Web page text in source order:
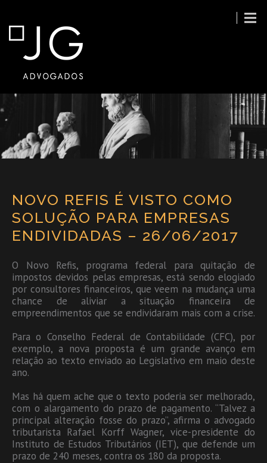
NOVO REFIS É VISTO COMO
SOLUÇÃO PARA EMPRESAS
ENDIVIDADAS – 26/06/2017
O Novo Refis, programa federal para quitação de
impostos devidos pelas empresas, está sendo elogiado
por consultores financeiros, que veem na mudança uma
chance de aliviar a situação financeira de
empreendimentos que se endividaram mais com a crise.
Para o Conselho Federal de Contabilidade (CFC), por
exemplo, a nova proposta é um grande avanço em
relação ao texto enviado ao Legislativo em maio deste
ano.
Mas há quem ache que o texto poderia ser melhorado,
com o alargamento do prazo de pagamento. “Talvez a
principal alteração fosse do prazo”, afirma o advogado
tributarista Rafael Korff Wagner, vice-presidente do
Instituto de Estudos Tributários (IET), que defende um
prazo de 240 meses, contra os 180 da proposta.